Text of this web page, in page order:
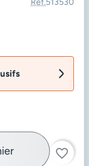
Ref.513530
favorite_border